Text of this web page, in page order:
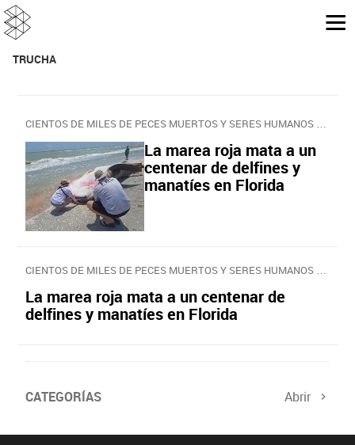
TRUCHA
CIENTOS DE MILES DE PECES MUERTOS Y SERES HUMANOS EN PELIGRO
La marea roja mata a un
centenar de delfines y
manatíes en Florida
CIENTOS DE MILES DE PECES MUERTOS Y SERES HUMANOS EN PELIGRO
La marea roja mata a un centenar de
delfines y manatíes en Florida
CATEGORÍAS Abrir